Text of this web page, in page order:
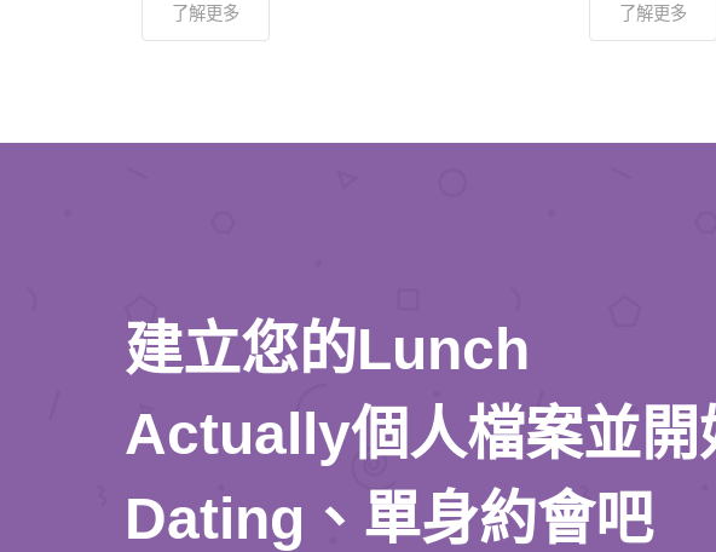
了解更多 了解更多
建立您的Lunch
Actually個人檔案並開
Dating、單身約會吧